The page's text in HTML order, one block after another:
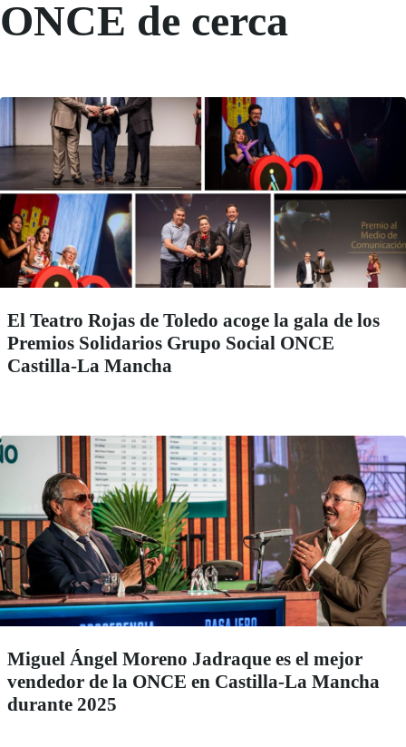
ONCE de cerca
El Teatro Rojas de Toledo acoge la gala de los
Premios Solidarios Grupo Social ONCE
Castilla-La Mancha
Miguel Ángel Moreno Jadraque es el mejor
vendedor de la ONCE en Castilla-La Mancha
durante 2025